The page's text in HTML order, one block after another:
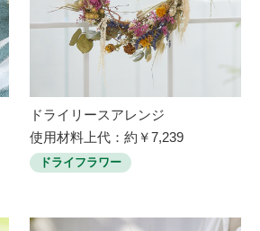
ドライリースアレンジ
使用材料上代：約￥7,239
ドライフラワー